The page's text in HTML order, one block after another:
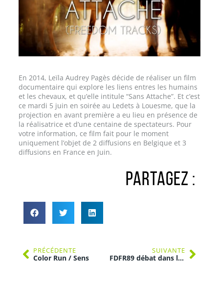
En 2014, Leïla Audrey Pagès décide de réaliser un film
documentaire qui explore les liens entres les humains
et les chevaux, et qu’elle intitule “Sans Attache”. Et c’est
ce mardi 5 juin en soirée au Ledets à Louesme, que la
projection en avant première a eu lieu en présence de
la réalisatrice et d’une centaine de spectateurs. Pour
votre information, ce film fait pour le moment
uniquement l’objet de 2 diffusions en Belgique et 3
diffusions en France en Juin.
PARTAGEZ :
PRÉCÉDENTE
Color Run / Sens
SUIVANTE
FDFR89 débat dans la rue / Auxerre